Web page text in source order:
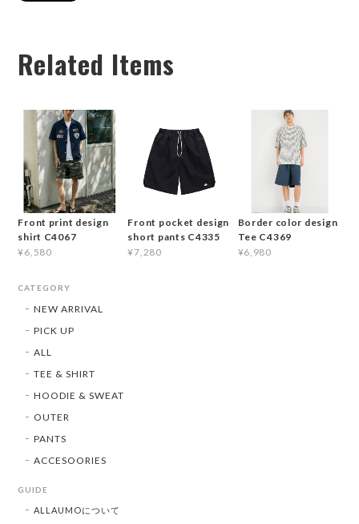
Related Items
Front print design
shirt C4067
¥6,580
Front pocket design
short pants C4335
¥7,280
Border color design
Tee C4369
¥6,980
CATEGORY
NEW ARRIVAL
PICK UP
ALL
TEE & SHIRT
HOODIE & SWEAT
OUTER
PANTS
ACCESOORIES
GUIDE
ALLAUMOについて